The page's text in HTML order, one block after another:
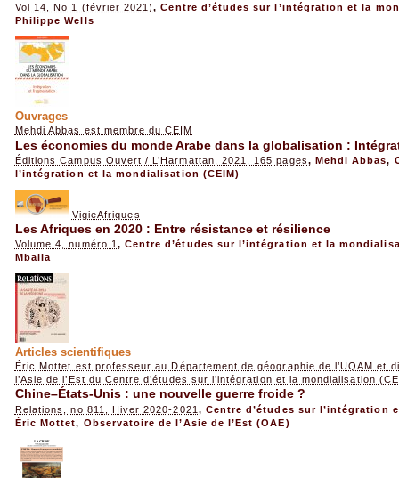
Vol 14, No 1 (février 2021),Centre d’études sur l’intégration et la
Philippe Wells
Ouvrages
Mehdi Abbas est membre du CEIM
Les économies du monde Arabe dans la globalisation :
Éditions Campus Ouvert / L’Harmattan, 2021, 165 pages, Mehdi Abbas,
l’intégration et la mondialisation (CEIM)
VigieAfriques
Les Afriques en 2020 : Entre résistance et résilience
Volume 4, numéro 1, Centre d’études sur l’intégration et la
Mballa
Articles scientifiques
Éric Mottet est professeur au Département de géographie de l’UQAM et
l’Asie de l’Est du Centre d’études sur l’intégration et la mondialisation
Chine–États-Unis : une nouvelle guerre froide ?
Relations, no 811, Hiver 2020-2021 , Centre d’études sur l’intégration
Éric Mottet, Observatoire de l’Asie de l’Est (OAE)